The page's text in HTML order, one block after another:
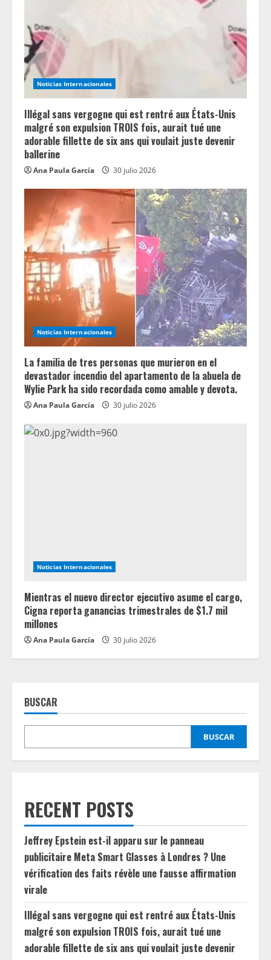
d
i
n
g
Noticias Internacionales
Illégal sans vergogne qui est rentré aux États-Unis
malgré son expulsion TROIS fois, aurait tué une
adorable fillette de six ans qui voulait juste devenir
ballerine
Ana Paula García 30 julio 2026
Noticias Internacionales
La familia de tres personas que murieron en el
devastador incendio del apartamento de la abuela de
Wylie Park ha sido recordada como amable y devota.
Ana Paula García 30 julio 2026
Noticias Internacionales
Mientras el nuevo director ejecutivo asume el cargo,
Cigna reporta ganancias trimestrales de $1.7 mil
millones
Ana Paula García 30 julio 2026
BUSCAR
BUSCAR
RECENT POSTS
Jeffrey Epstein est-il apparu sur le panneau
publicitaire Meta Smart Glasses à Londres ? Une
vérification des faits révèle une fausse affirmation
virale
Illégal sans vergogne qui est rentré aux États-Unis
malgré son expulsion TROIS fois, aurait tué une
adorable fillette de six ans qui voulait juste devenir